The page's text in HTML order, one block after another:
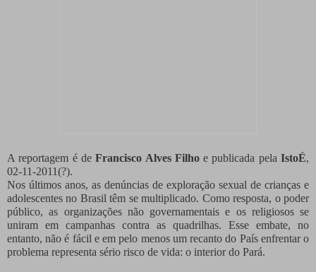
A reportagem é deFrancisco Alves Filhoe publicada pelaIstoÉ,
02-11-2011(?).
Nos últimos anos, as denúncias de exploração sexual de crianças e
adolescentes no Brasil têm se multiplicado. Como resposta, o poder
público, as organizações não governamentais e os religiosos se
uniram em campanhas contra as quadrilhas. Esse embate, no
entanto, não é fácil e em pelo menos um recanto do País enfrentar o
problema representa sério risco de vida: o interior do Pará.